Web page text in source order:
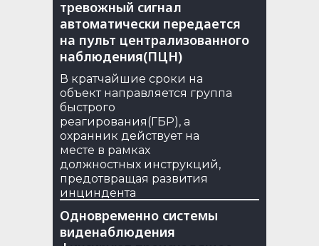
тревожный сигнал
автоматически передается
на пульт централизованного
наблюдения(ПЦН)
Одновременно системы
виденаблюдения
В кратчайшие сроки на
объект направляется группа
быстрого
реагирования(ГБР), а
охранник действует на
месте в рамках
должностных инструкций,
предотвращая развития
инциндента